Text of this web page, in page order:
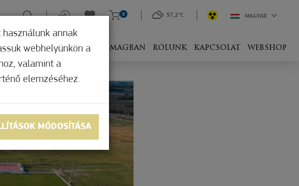
MERRE, MIVEL CSOMAGBAN RÓLUNK KAPCSOLAT WEBSHOP
0 37,2°C MAGYAR
annak
webhelyünkön a
valamint a
elemzéséhez.
MÓDOSÍTÁSA